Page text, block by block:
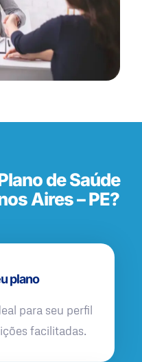
de Saúde
Aires – PE?
plano
para seu perfil
facilitadas.